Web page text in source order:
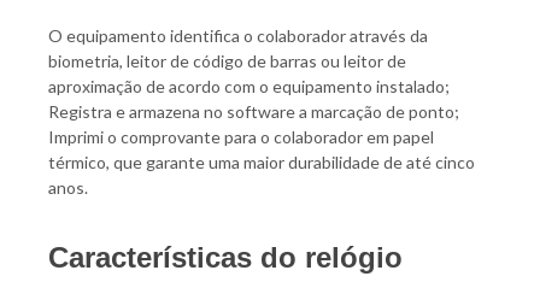
O equipamento identifica o colaborador através da
biometria, leitor de código de barras ou leitor de
aproximação de acordo com o equipamento instalado;
Registra e armazena no software a marcação de ponto;
Imprimi o comprovante para o colaborador em papel
térmico, que garante uma maior durabilidade de até cinco
anos.
Características do relógio